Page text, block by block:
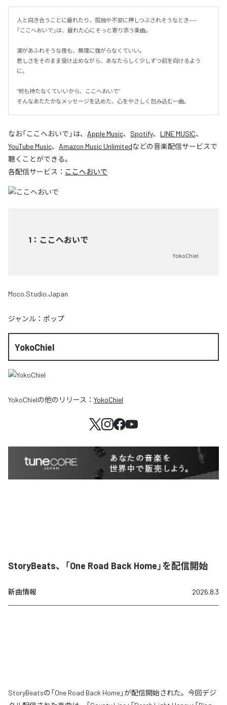
人と向き合うことに疲れたり、孤独や不安に押しつぶされそうなとき——
「ここへおいで」は、疲れた心にそっと寄り添う楽曲。
涙があふれそうな夜も、無理に強がらなくていい。
悲しさをそのまま受け止めながら、あなたらしく少しずつ前を向けるよう
に。
“何も持たなくていいから、ここへおいで”
そんなあたたかなメッセージを込めた、心をやさしく包み込む一曲。
なお「ここへおいで 」は、 Apple Music、 Spotify、 LINE MUSIC、
YouTube Music、 Amazon Music Unlimitedなどの音楽配信サービスで
聴くことができる。
各配信サービス： ここへおいで
1 ： ここへおいで
YokoChiel
Moco.Studio.Japan
ジャンル： ポップ
YokoChiel
YokoChielの他のリリース： YokoChiel
StoryBeats、「One Road Back Home」を配信開始
新曲情報 2026.8.3
StoryBeatsの「One Road Back Home」が配信開始された。今回デジ